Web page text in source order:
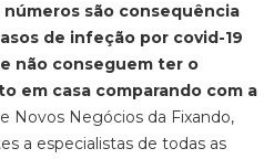
são consequência
de infeção por covid-19
não conseguem ter o
em casa comparando com a
Novos Negócios da Fixando,
a especialistas de todas as